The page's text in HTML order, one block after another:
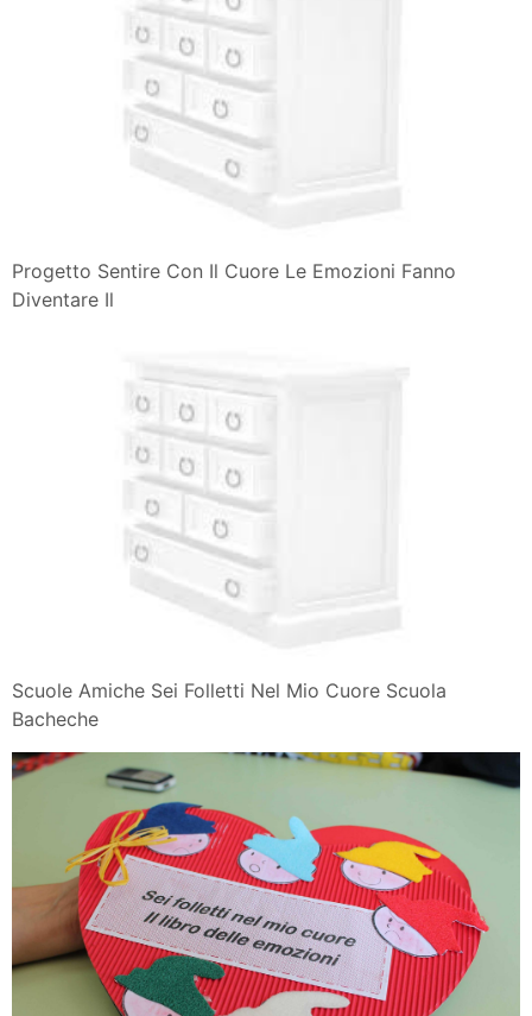
Progetto Sentire Con Il Cuore Le Emozioni Fanno
Diventare Il
Scuole Amiche Sei Folletti Nel Mio Cuore Scuola
Bacheche